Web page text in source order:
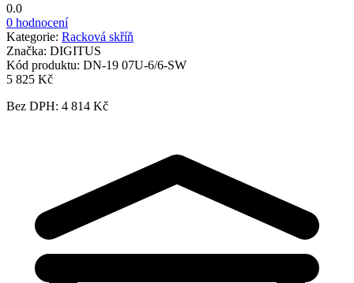
0.0
0 hodnocení
Kategorie: Racková skříň
Značka: DIGITUS
Kód produktu: DN-19 07U-6/6-SW
5 825 Kč
Bez DPH: 4 814 Kč